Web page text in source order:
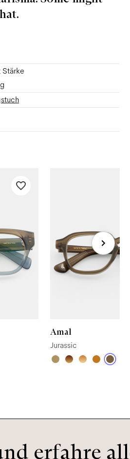
Stärke
Amal
Jurassic
erfahre